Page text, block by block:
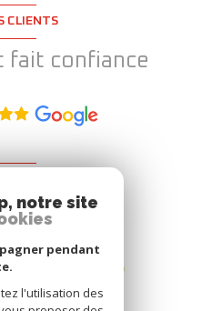
CLIENTS
fait confiance
notre site
pendant
l'utilisation des